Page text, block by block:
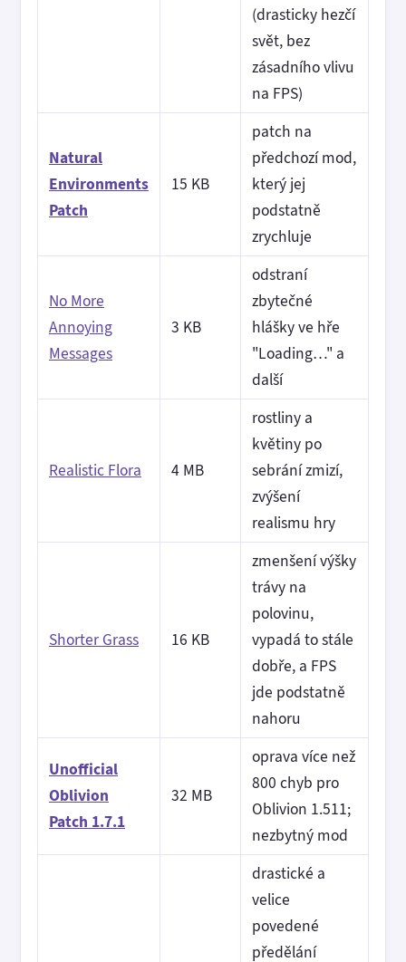
(drasticky hezčí
svět, bez
zásadního vlivu
na FPS)
Natural
Environments
Patch
15 KB
patch na
předchozí mod,
který jej
podstatně
zrychluje
No More
Annoying
Messages
3 KB
odstraní
zbytečné
hlášky ve hře
"Loading…" a
další
Realistic Flora 4 MB
rostliny a
květiny po
sebrání zmizí,
zvýšení
realismu hry
Shorter Grass 16 KB
zmenšení výšky
trávy na
polovinu,
vypadá to stále
dobře, a FPS
jde podstatně
nahoru
Unofficial
Oblivion
Patch 1.7.1
32 MB
oprava více než
800 chyb pro
Oblivion 1.511;
nezbytný mod
drastické a
velice
povedené
předělání